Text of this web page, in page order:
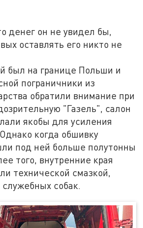
денег он не увидел бы,
оставлять его никто не
был на границе Польши и
пограничники из
обратили внимание при
"Газель", салон
якобы для усиления
когда обшивку
под ней больше полутонны
того, внутренние края
технической смазкой,
собак.